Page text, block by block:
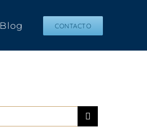
Blog CONTACTO